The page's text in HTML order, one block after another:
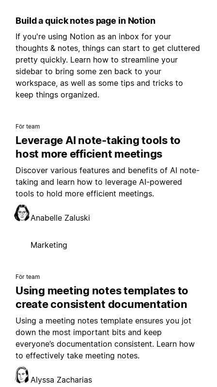
Build a quick notes page in Notion
If you're using Notion as an inbox for your
thoughts & notes, things can start to get cluttered
pretty quickly. Learn how to streamline your
sidebar to bring some zen back to your
workspace, as well as some tips and tricks to
keep things organized.
För team
Leverage AI note-taking tools to
host more efficient meetings
Discover various features and benefits of AI note-
taking and learn how to leverage AI-powered
tools to hold more efficient meetings.
Anabelle Zaluski
Marketing
För team
Using meeting notes templates to
create consistent documentation
Using a meeting notes template ensures you jot
down the most important bits and keep
everyone’s documentation consistent. Learn how
to effectively take meeting notes.
Alyssa Zacharias